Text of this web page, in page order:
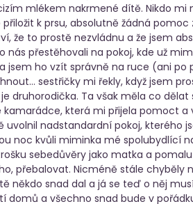
mlékem nakrmené dítě. Nikdo mi
přiložit k prsu, absolutně žádná
že to prostě nezvládnu a že jsem
nás přestěhovali na pokoj, kde už
jsem ho vzít správně na ruce (ani
sestřičky mi řekly, když jsem
druhorodička. Ta však měla co
kamarádce, která mi přijela pomoct a
uvolnil nadstandardní pokoj, kterého
noc kvůli miminka mé spolubydlící
sebedůvěry jako matka a
přebalovat. Nicméně stále chyběly
někdo snad dal a já se teď o něj
domů a všechno snad bude v